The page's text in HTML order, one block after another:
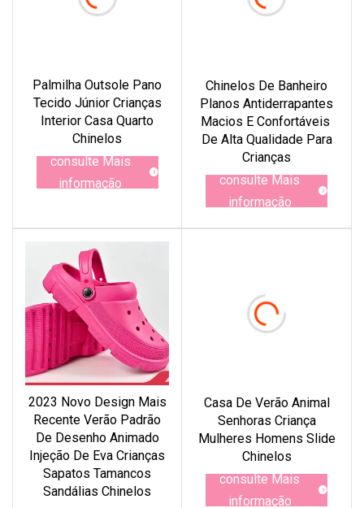
Palmilha Outsole Pano
Tecido Júnior Crianças
Interior Casa Quarto
Chinelos
consulte Mais
informação
Chinelos De Banheiro
Planos Antiderrapantes
Macios E Confortáveis ​​
De Alta Qualidade Para
Crianças
consulte Mais
informação
2023 Novo Design Mais
Recente Verão Padrão
De Desenho Animado
Injeção De Eva Crianças
Sapatos Tamancos
Sandálias Chinelos
Casa De Verão Animal
Senhoras Criança
Mulheres Homens Slide
Chinelos
consulte Mais
informação